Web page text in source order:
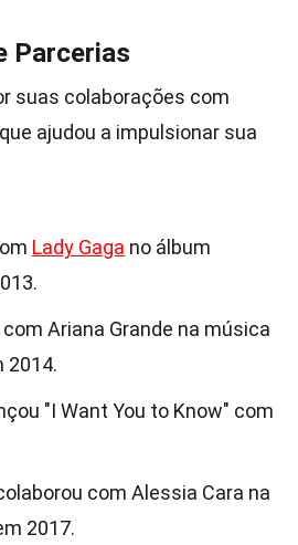
Parcerias
suas colaborações com
ajudou a impulsionar sua
Lady Gaga no álbum
Ariana Grande na música
2014.
"I Want You to Know" com
com Alessia Cara na
2017.